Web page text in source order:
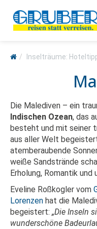
Inselträume:
Die Malediven – ein
Indischen Ozean, das
besteht und mit seiner
aus aller Welt
atemberaubende
weiße Sandstrände
Erholung, Romantik und
Eveline Roßkogler vom
Lorenzen hat die
begeistert: „Die Inseln
wunderschöne